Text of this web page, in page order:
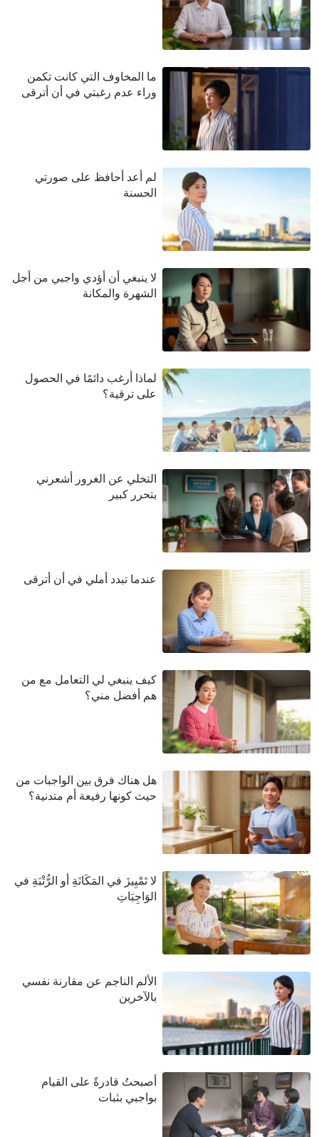
ما المخاوف التي كانت تكمن
وراء عدم رغبتي في أن أترقى
لم أعد أحافظ على صورتي
الحسنة
لا ينبغي أن أؤدي واجبي من أجل
الشهرة والمكانة
لماذا أرغب دائمًا في الحصول
على ترقية؟
التخلي عن الغرور أشعرني
بتحرر كبير
عندما تبدد أملي في أن أترقى
كيف ينبغي لي التعامل مع من
هم أفضل مني؟
هل هناك فرق بين الواجبات من
حيث كونها رفيعة أم متدنية؟
لا تَمْيِيزَ في المَكَانَةِ أو الرُّتْبَةِ في
الوَاجِبَاتِ
الألم الناجم عن مقارنة نفسي
بالآخرين
أصبحتُ قادرةً على القيام
بواجبي بثبات